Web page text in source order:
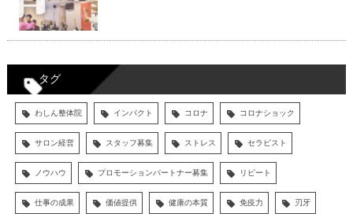
タグ
わしん整体院 インパクト コロナ コロナショック
サロン経営 スタッフ募集 ストレス セラピスト
ノウハウ プロモーションパートナー募集 リピート
仕事の成果 価値提供 健康の本質 免疫力 刃牙